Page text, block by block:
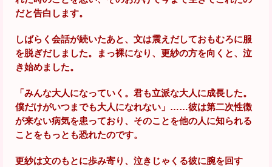
だと告白します。
しばらく会話が続いたあと、文は震えだしておもむろに服
を脱ぎだしました。まっ裸になり、更紗の方を向くと、泣
き始めました。
「みんな大人になっていく。君も立派な大人に成長した。
僕だけがいつまでも大人になれない」……彼は第二次性徴
が来ない病気を患っており、そのことを他の人に知られる
ことをもっとも恐れたのです。
更紗は文のもとに歩み寄り、泣きじゃくる彼に腕を回す